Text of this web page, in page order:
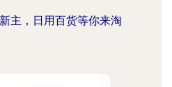
主，日用百货等你来淘